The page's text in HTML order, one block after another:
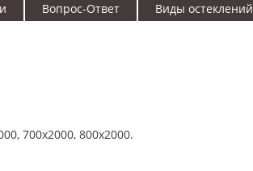
Вопрос-Ответ Виды остеклений
700x2000, 800x2000.